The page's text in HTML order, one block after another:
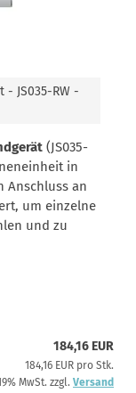
- JS035-RW -
(JS035-
in
Anschluss an
um einzelne
und zu
184,16 EUR
184,16 EUR pro Stk.
MwSt. zzgl. Versand